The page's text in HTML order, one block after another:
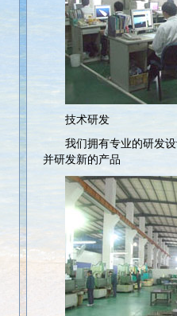
技术研发
我们拥有专业的研发
并研发新的产品